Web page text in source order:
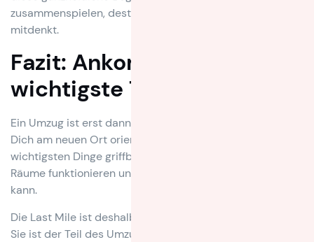
zusammenspielen, desto wertvoller ist ein Partner, der
mitdenkt.
Fazit: Ankommen ist der
wichtigste Teil des Umzugs
Ein Umzug ist erst dann wirklich abgeschlossen, wenn Du
Dich am neuen Ort orientieren kannst. Wenn die
wichtigsten Dinge griffbereit sind. Wenn Möbel stehen,
Räume funktionieren und der Alltag wieder beginnen
kann.
Die Last Mile ist deshalb mehr als ein logistischer Zusatz.
Sie ist der Teil des Umzugs, der aus Transport ein echtes